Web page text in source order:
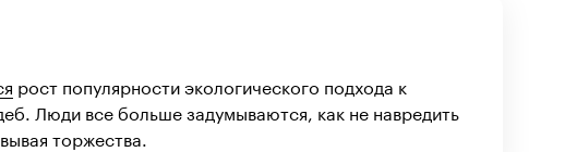
рост популярности экологического подхода к
Люди все больше задумываются, как не навредить
торжества.